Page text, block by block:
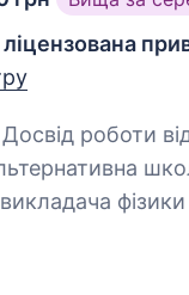
від 2 років. Alterra